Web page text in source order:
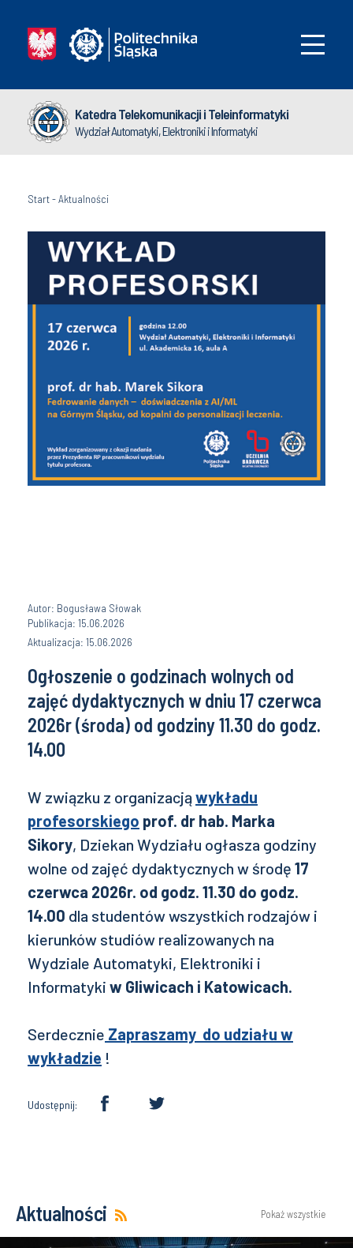
Katedra Telekomunikacji i Teleinformatyki
Wydział Automatyki, Elektroniki i Informatyki
Start-Aktualności
Autor: Bogusława Słowak
Publikacja: 15.06.2026
Aktualizacja: 15.06.2026
Ogłoszenie o godzinach wolnych od
zajęć dydaktycznych w dniu 17 czerwca
2026r (środa) od godziny 11.30 do godz.
14.00
W związku z organizacjąwykładu
profesorskiego prof. dr hab. Marka
Sikory, Dziekan Wydziału ogłasza godziny
wolne od zajęć dydaktycznych w środę 17
czerwca 2026r. od godz. 11.30 do godz.
14.00 dla studentów wszystkich rodzajów i
kierunków studiów realizowanych na
Wydziale Automatyki, Elektroniki i
Informatyki w Gliwicach i Katowicach.
Serdecznie Zapraszamy do udziału w
wykładzie !
Udostępnij:
Aktualności Pokaż wszystkie